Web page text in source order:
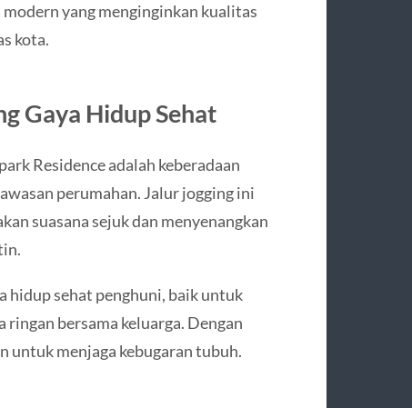
yang menginginkan kualitas
kota.
Gaya Hidup Sehat
Residence adalah keberadaan
perumahan. Jalur jogging ini
suasana sejuk dan menyenangkan
hidup sehat penghuni, baik untuk
bersama keluarga. Dengan
untuk menjaga kebugaran tubuh.